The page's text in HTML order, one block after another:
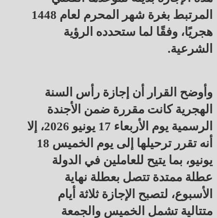
المرتبط بغرة شهر المحرم لعام 1448
هجريًا، وفقًا لما ستحدده الرؤية
الشرعية.
وأوضح القرار أن إجازة رأس السنة
الهجرية كانت مقررة ضمن الأجندة
الرسمية يوم الأربعاء 17 يونيو 2026، إلا
أنه تقرر ترحيلها إلى يوم الخميس 18
يونيو، بما يتيح للعاملين في الدولة
عطلة ممتدة تتصل بعطلة نهاية
الأسبوع، لتصبح الإجازة ثلاثة أيام
متتالية تشمل الخميس والجمعة